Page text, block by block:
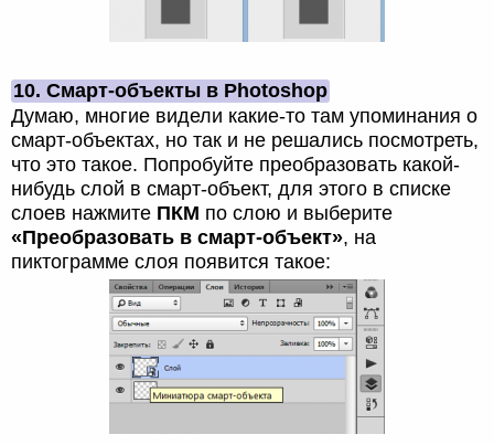
10. Смарт-объекты в Photoshop
Думаю, многие видели какие-то там упоминания о
смарт-объектах, но так и не решались посмотреть,
что это такое. Попробуйте преобразовать какой-
нибудь слой в смарт-объект, для этого в списке
слоев нажмите ПКМ по слою и выберите
«Преобразовать в смарт-объект», на
пиктограмме слоя появится такое: